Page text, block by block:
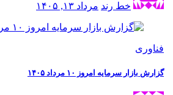
خط رند مرداد ۱۳, ۱۴۰۵
فناوری
گزارش بازار سرمایه امروز ۱۰ مرداد ۱۴۰۵